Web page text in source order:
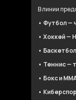
В линии
• Футбол —
• Хоккей —
•
• Теннис —
• Бокс и
•